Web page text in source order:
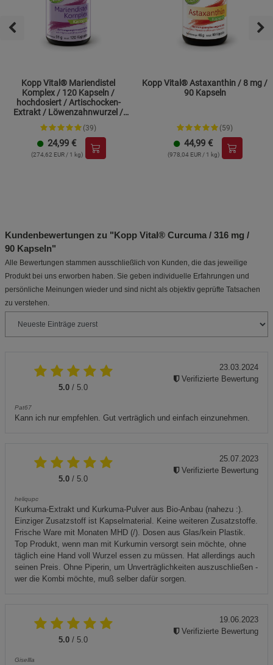
Kopp Vital® Mariendistel
Komplex / 120 Kapseln /
hochdosiert / Artischocken-
Extrakt / Löwenzahnwurzel /
Cholin
(39)
24,99 €
(274,62 EUR / 1 kg)
Kopp Vital® Astaxanthin / 8 mg /
90 Kapseln
(59)
44,99 €
(978,04 EUR / 1 kg)
Kundenbewertungen zu "Kopp Vital® Curcuma / 316 mg /
90 Kapseln"
Alle Bewertungen stammen ausschließlich von Kunden, die das jeweilige
Produkt bei uns erworben haben. Sie geben individuelle Erfahrungen und
persönliche Meinungen wieder und sind nicht als objektiv geprüfte Tatsachen
zu verstehen.
5.0 / 5.0
Pat67
Kann ich nur empfehlen. Gut verträglich und einfach einzunehmen.
23.03.2024
Verifizierte Bewertung
5.0 / 5.0
heliqupc
Kurkuma-Extrakt und Kurkuma-Pulver aus Bio-Anbau (nahezu :).
Einziger Zusatzstoff ist Kapselmaterial. Keine weiteren Zusatzstoffe.
Frische Ware mit Monaten MHD (/). Dosen aus Glas/kein Plastik.
Top Produkt, wenn man mit Kurkumin versorgt sein möchte, ohne
täglich eine Hand voll Wurzel essen zu müssen. Hat allerdings auch
seinen Preis. Ohne Piperin, um Unverträglichkeiten auszuschließen -
wer die Kombi möchte, muß selber dafür sorgen.
25.07.2023
Verifizierte Bewertung
5.0 / 5.0
Gisellla
19.06.2023
Verifizierte Bewertung